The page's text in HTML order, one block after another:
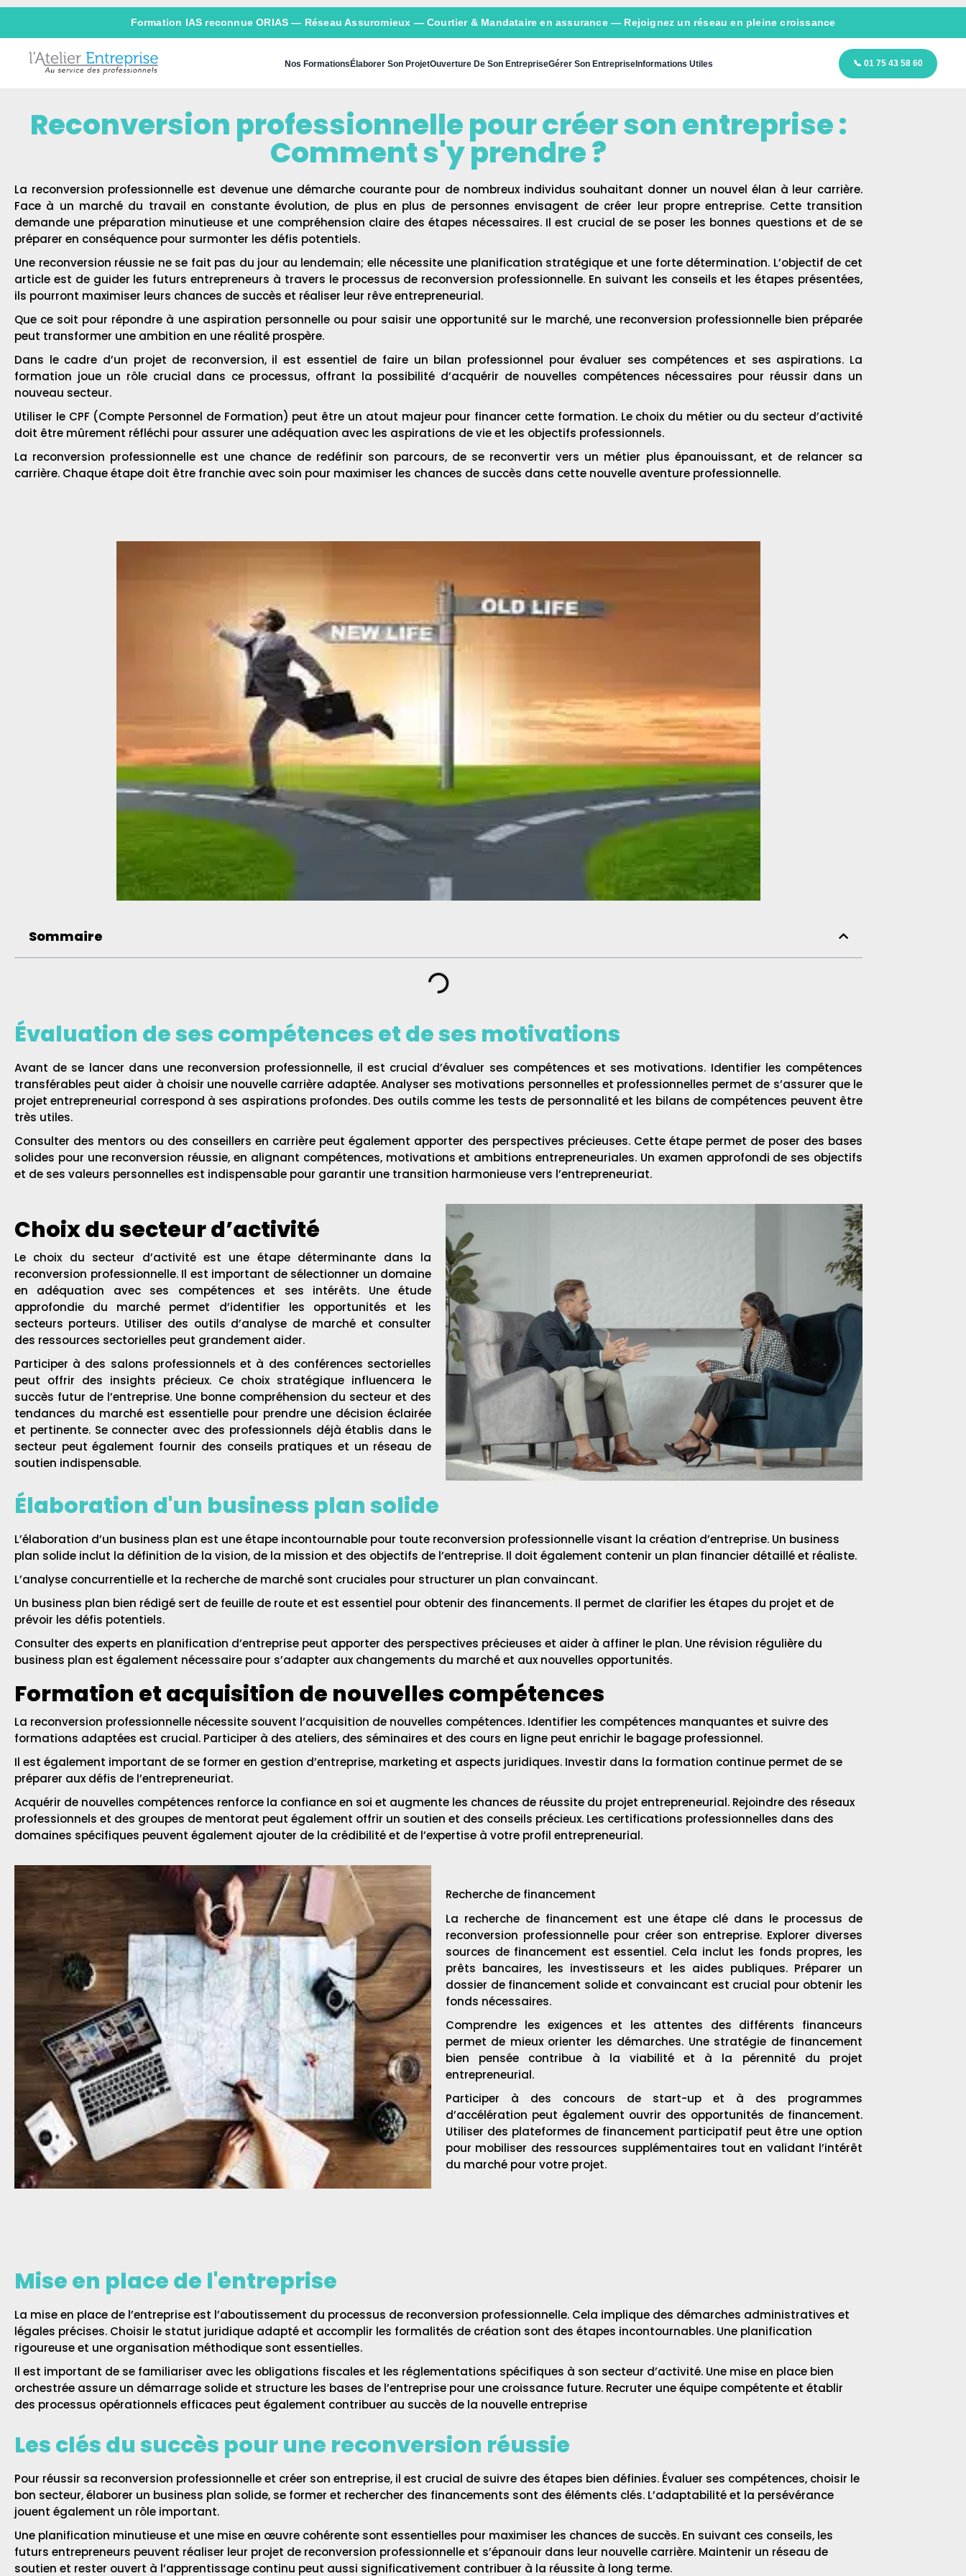
Formation IAS reconnue ORIAS — Réseau Assuromieux — Courtier & Mandataire en assurance — Rejoignez un réseau en pleine croissance
Nos FormationsÉlaborer Son ProjetOuverture De Son EntrepriseGérer Son EntrepriseInformations Utiles 📞 01 75 43 58 60
Reconversion professionnelle pour créer son entreprise :
Comment s'y prendre ?
La reconversion professionnelle est devenue une démarche courante pour de nombreux individus souhaitant donner un nouvel élan à leur carrière.
Face à un marché du travail en constante évolution, de plus en plus de personnes envisagent de créer leur propre entreprise. Cette transition
demande une préparation minutieuse et une compréhension claire des étapes nécessaires. Il est crucial de se poser les bonnes questions et de se
préparer en conséquence pour surmonter les défis potentiels.
Une reconversion réussie ne se fait pas du jour au lendemain; elle nécessite une planification stratégique et une forte détermination. L’objectif de cet
article est de guider les futurs entrepreneurs à travers le processus de reconversion professionnelle. En suivant les conseils et les étapes présentées,
ils pourront maximiser leurs chances de succès et réaliser leur rêve entrepreneurial.
Que ce soit pour répondre à une aspiration personnelle ou pour saisir une opportunité sur le marché, une reconversion professionnelle bien préparée
peut transformer une ambition en une réalité prospère.
Dans le cadre d’un projet de reconversion, il est essentiel de faire un bilan professionnel pour évaluer ses compétences et ses aspirations. La
formation joue un rôle crucial dans ce processus, offrant la possibilité d’acquérir de nouvelles compétences nécessaires pour réussir dans un
nouveau secteur.
Utiliser le CPF (Compte Personnel de Formation) peut être un atout majeur pour financer cette formation. Le choix du métier ou du secteur d’activité
doit être mûrement réfléchi pour assurer une adéquation avec les aspirations de vie et les objectifs professionnels.
La reconversion professionnelle est une chance de redéfinir son parcours, de se reconvertir vers un métier plus épanouissant, et de relancer sa
carrière. Chaque étape doit être franchie avec soin pour maximiser les chances de succès dans cette nouvelle aventure professionnelle.
Sommaire
Évaluation de ses compétences et de ses motivations
Avant de se lancer dans une reconversion professionnelle, il est crucial d’évaluer ses compétences et ses motivations. Identifier les compétences
transférables peut aider à choisir une nouvelle carrière adaptée. Analyser ses motivations personnelles et professionnelles permet de s’assurer que le
projet entrepreneurial correspond à ses aspirations profondes. Des outils comme les tests de personnalité et les bilans de compétences peuvent être
très utiles.
Consulter des mentors ou des conseillers en carrière peut également apporter des perspectives précieuses. Cette étape permet de poser des bases
solides pour une reconversion réussie, en alignant compétences, motivations et ambitions entrepreneuriales. Un examen approfondi de ses objectifs
et de ses valeurs personnelles est indispensable pour garantir une transition harmonieuse vers l’entrepreneuriat.
Choix du secteur d’activité
Le choix du secteur d’activité est une étape déterminante dans la
reconversion professionnelle. Il est important de sélectionner un domaine
en adéquation avec ses compétences et ses intérêts. Une étude
approfondie du marché permet d’identifier les opportunités et les
secteurs porteurs. Utiliser des outils d’analyse de marché et consulter
des ressources sectorielles peut grandement aider.
Participer à des salons professionnels et à des conférences sectorielles
peut offrir des insights précieux. Ce choix stratégique influencera le
succès futur de l’entreprise. Une bonne compréhension du secteur et des
tendances du marché est essentielle pour prendre une décision éclairée
et pertinente. Se connecter avec des professionnels déjà établis dans le
secteur peut également fournir des conseils pratiques et un réseau de
soutien indispensable.
Élaboration d'un business plan solide
L’élaboration d’un business plan est une étape incontournable pour toute reconversion professionnelle visant la création d’entreprise. Un business
plan solide inclut la définition de la vision, de la mission et des objectifs de l’entreprise. Il doit également contenir un plan financier détaillé et réaliste.
L’analyse concurrentielle et la recherche de marché sont cruciales pour structurer un plan convaincant.
Un business plan bien rédigé sert de feuille de route et est essentiel pour obtenir des financements. Il permet de clarifier les étapes du projet et de
prévoir les défis potentiels.
Consulter des experts en planification d’entreprise peut apporter des perspectives précieuses et aider à affiner le plan. Une révision régulière du
business plan est également nécessaire pour s’adapter aux changements du marché et aux nouvelles opportunités.
Formation et acquisition de nouvelles compétences
La reconversion professionnelle nécessite souvent l’acquisition de nouvelles compétences. Identifier les compétences manquantes et suivre des
formations adaptées est crucial. Participer à des ateliers, des séminaires et des cours en ligne peut enrichir le bagage professionnel.
Il est également important de se former en gestion d’entreprise, marketing et aspects juridiques. Investir dans la formation continue permet de se
préparer aux défis de l’entrepreneuriat.
Acquérir de nouvelles compétences renforce la confiance en soi et augmente les chances de réussite du projet entrepreneurial. Rejoindre des réseaux
professionnels et des groupes de mentorat peut également offrir un soutien et des conseils précieux. Les certifications professionnelles dans des
domaines spécifiques peuvent également ajouter de la crédibilité et de l’expertise à votre profil entrepreneurial.
Recherche de financement
La recherche de financement est une étape clé dans le processus de
reconversion professionnelle pour créer son entreprise. Explorer diverses
sources de financement est essentiel. Cela inclut les fonds propres, les
prêts bancaires, les investisseurs et les aides publiques. Préparer un
dossier de financement solide et convaincant est crucial pour obtenir les
fonds nécessaires.
Comprendre les exigences et les attentes des différents financeurs
permet de mieux orienter les démarches. Une stratégie de financement
bien pensée contribue à la viabilité et à la pérennité du projet
entrepreneurial.
Participer à des concours de start-up et à des programmes
d’accélération peut également ouvrir des opportunités de financement.
Utiliser des plateformes de financement participatif peut être une option
pour mobiliser des ressources supplémentaires tout en validant l’intérêt
du marché pour votre projet.
Mise en place de l'entreprise
La mise en place de l’entreprise est l’aboutissement du processus de reconversion professionnelle. Cela implique des démarches administratives et
légales précises. Choisir le statut juridique adapté et accomplir les formalités de création sont des étapes incontournables. Une planification
rigoureuse et une organisation méthodique sont essentielles.
Il est important de se familiariser avec les obligations fiscales et les réglementations spécifiques à son secteur d’activité. Une mise en place bien
orchestrée assure un démarrage solide et structure les bases de l’entreprise pour une croissance future. Recruter une équipe compétente et établir
des processus opérationnels efficaces peut également contribuer au succès de la nouvelle entreprise
Les clés du succès pour une reconversion réussie
Pour réussir sa reconversion professionnelle et créer son entreprise, il est crucial de suivre des étapes bien définies. Évaluer ses compétences, choisir le
bon secteur, élaborer un business plan solide, se former et rechercher des financements sont des éléments clés. L’adaptabilité et la persévérance
jouent également un rôle important.
Une planification minutieuse et une mise en œuvre cohérente sont essentielles pour maximiser les chances de succès. En suivant ces conseils, les
futurs entrepreneurs peuvent réaliser leur projet de reconversion professionnelle et s’épanouir dans leur nouvelle carrière. Maintenir un réseau de
soutien et rester ouvert à l’apprentissage continu peut aussi significativement contribuer à la réussite à long terme.